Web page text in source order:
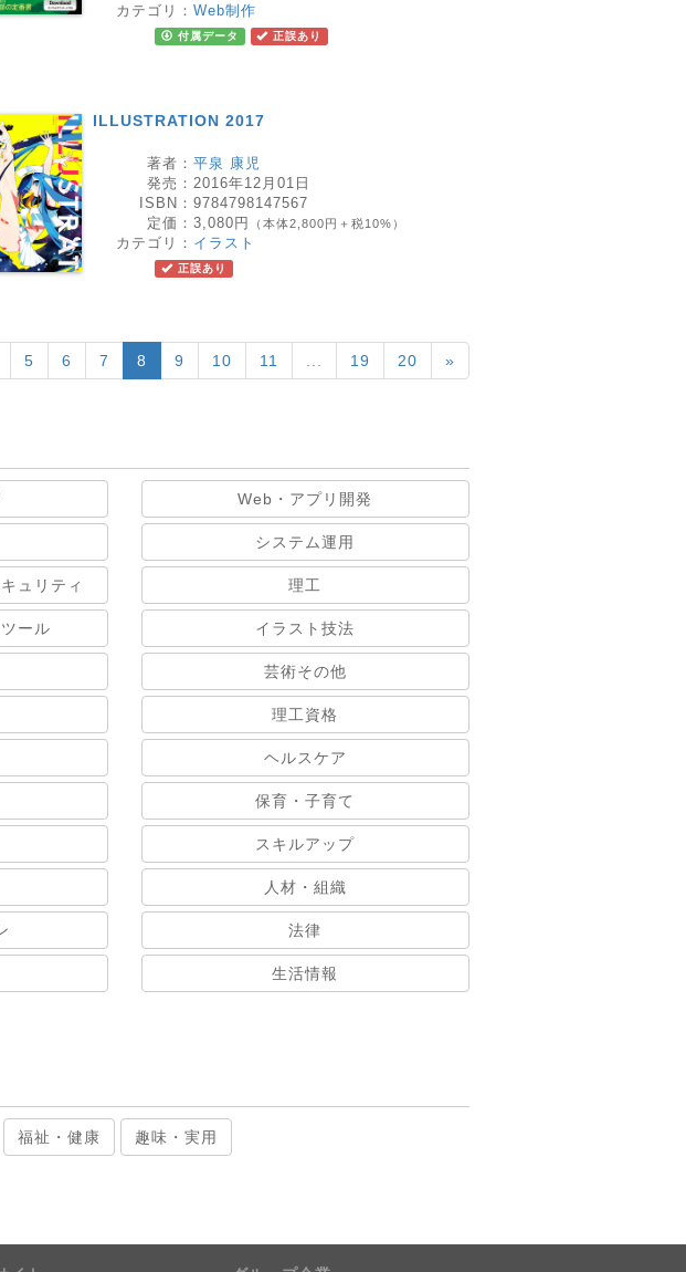
カテゴリ： Web制作
付属データ 正誤あり
ILLUSTRATION 2017
著者： 平泉 康児
発売： 2016年12月01日
ISBN： 9784798147567
定価： 3,080円 （本体2,800円＋税10%）
カテゴリ： イラスト
正誤あり
5 6 7 8 9 10 11 19 20 »
Web・アプリ開発
システム運用
ュリティ 理工
ール イラスト技法
芸術その他
理工資格
ヘルスケア
保育・子育て
スキルアップ
人材・組織
法律
生活情報
福祉・健康 趣味・実用